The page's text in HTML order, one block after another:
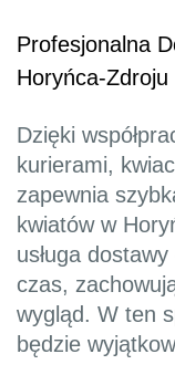
Profesjonalna
Horyńca-Zdroju
Dzięki
kurierami,
zapewnia
kwiatów w
usługa
czas,
wygląd. W ten
będzie